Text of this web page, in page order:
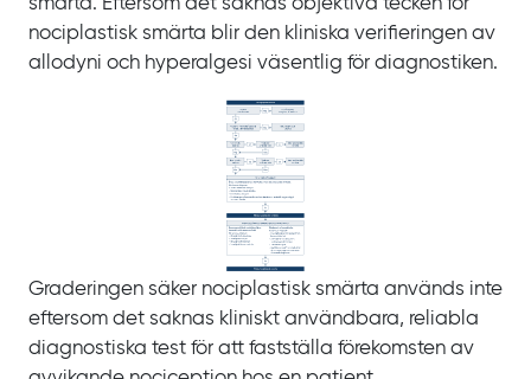
smärta. Eftersom det saknas objektiva tecken för
nociplastisk smärta blir den kliniska verifieringen av
allodyni och hyperalgesi väsentlig för diagnostiken.
Graderingen säker nociplastisk smärta används inte
eftersom det saknas kliniskt användbara, reliabla
diagnostiska test för att fastställa förekomsten av